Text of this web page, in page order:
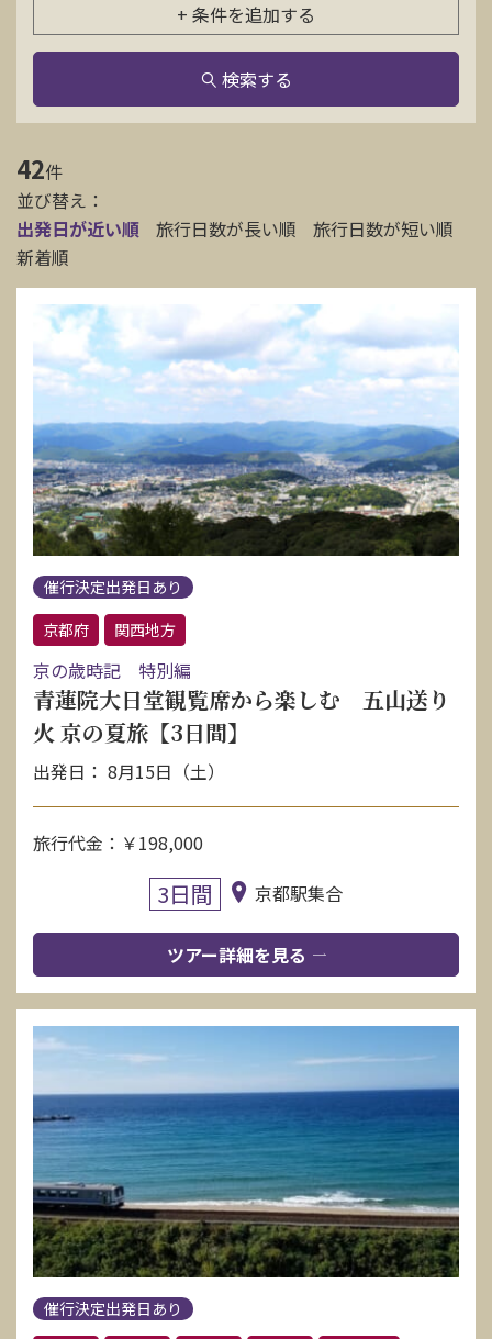
電話にてお問い合わせ
検索
+ 条件を追加する
検索する
42件
並び替え：
出発日が近い順
旅行日数が長い順
旅行日数が短い順
新着順
催行決定出発日あり
京都府
関西地方
京の歳時記 特別編
青蓮院大日堂観覧席から楽しむ 五山送り
火 京の夏旅【3日間】
出発日： 8月15日（土）
旅行代金：￥198,000
3日間 京都駅集合
ツアー詳細を見る
催行決定出発日あり